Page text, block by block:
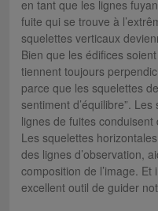
en tant que les lignes
fuite qui se trouve à
squelettes verticaux
Bien que les édifices
tiennent toujours
parce que les squelettes
sentiment d’équilibre”.
lignes de fuites
Les squelettes
des lignes d’observation,
composition de l’image.
excellent outil de guider